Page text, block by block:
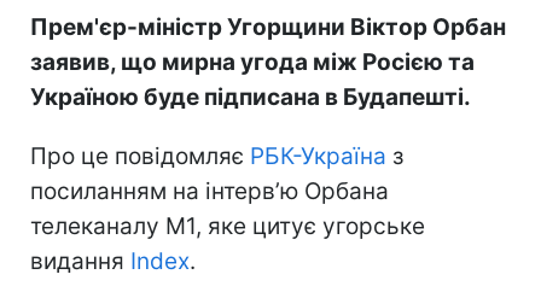
Прем'єр-міністр Угорщини Віктор Орбан
заявив, що мирна угода між Росією та
Україною буде підписана в Будапешті.
Про це повідомляє РБК-Україна з
посиланням на інтерв’ю Орбана
телеканалу M1, яке цитує угорське
видання Index.